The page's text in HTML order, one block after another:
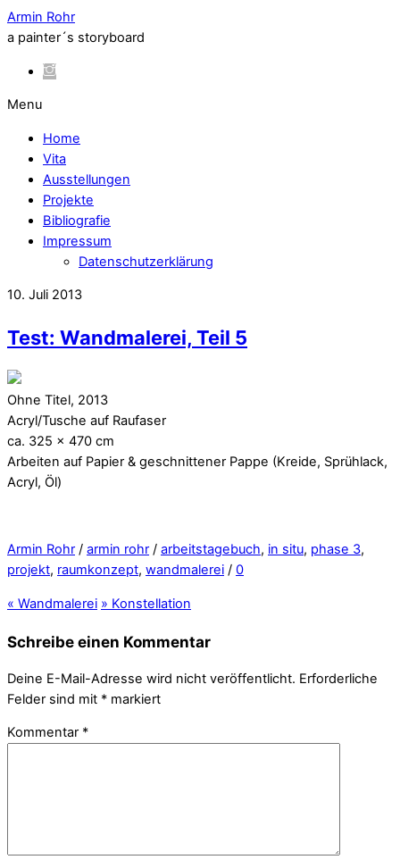
Armin Rohr
a painter´s storyboard
Menu
Home
Vita
Ausstellungen
Projekte
Bibliografie
Impressum
Datenschutzerklärung
10. Juli 2013
Test: Wandmalerei, Teil 5
Ohne Titel, 2013
Acryl/Tusche auf Raufaser
ca. 325 x 470 cm
Arbeiten auf Papier & geschnittener Pappe (Kreide, Sprühlack,
Acryl, Öl)
Armin Rohr / armin rohr / arbeitstagebuch, in situ, phase 3,
projekt, raumkonzept, wandmalerei / 0
« Wandmalerei » Konstellation
Schreibe einen Kommentar
Deine E-Mail-Adresse wird nicht veröffentlicht. Erforderliche
Felder sind mit * markiert
Kommentar *